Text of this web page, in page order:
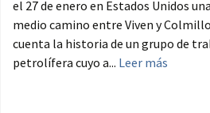
el 27 de enero en Estados Unidos
medio camino entre Viven y
cuenta la historia de un grupo de
petrolífera cuyo a... Leer más